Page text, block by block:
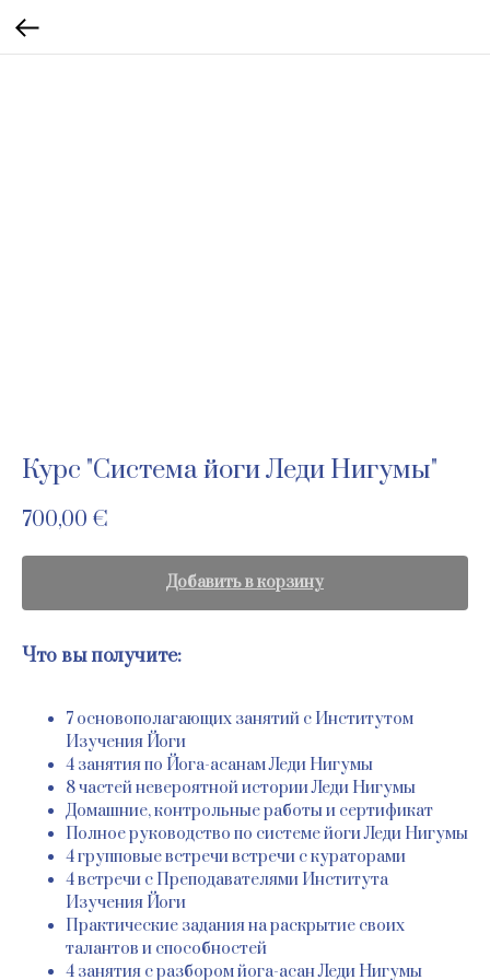
Курс "Система йоги Леди Нигумы"
700,00 €
Добавить в корзину
Что вы получите:
7 основополагающих занятий с Институтом
Изучения Йоги
4 занятия по Йога-асанам Леди Нигумы
8 частей невероятной истории Леди Нигумы
Домашние, контрольные работы и сертификат
Полное руководство по системе йоги Леди Нигумы
4 групповые встречи встречи с кураторами
4 встречи с Преподавателями Института
Изучения Йоги
Практические задания на раскрытие своих
талантов и способностей
4 занятия с разбором йога-асан Леди Нигумы